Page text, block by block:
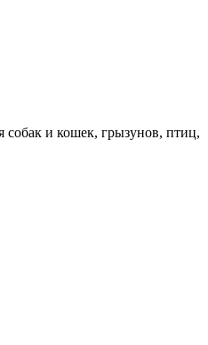
собак и кошек, грызунов, птиц,